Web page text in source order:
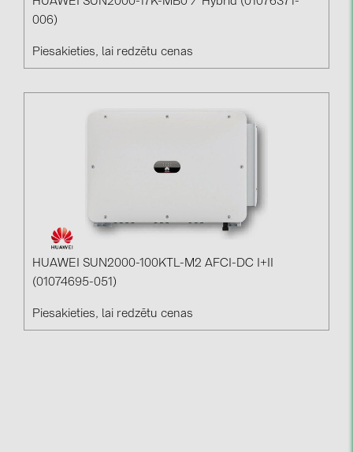
006)
Piesakieties, lai redzētu cenas
HUAWEI SUN2000-100KTL-M2 AFCI-DC I+II
(01074695-051)
Piesakieties, lai redzētu cenas